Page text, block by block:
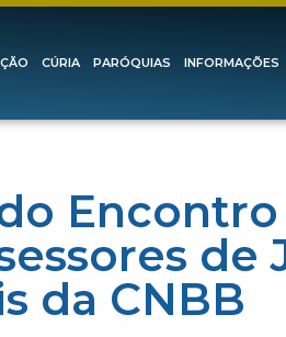
CÚRIA PARÓQUIAS INFORMAÇÕES
da CNBB